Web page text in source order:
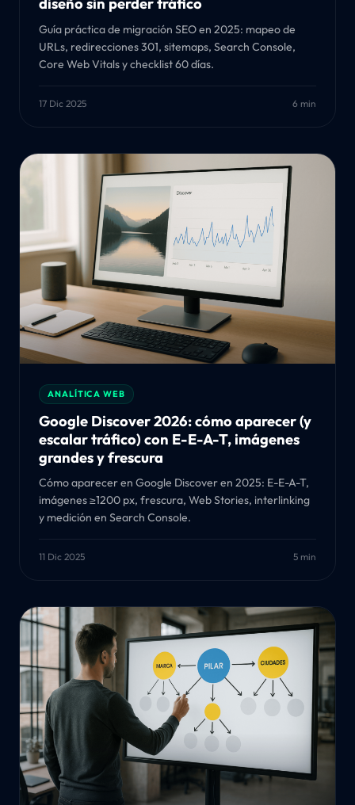
Guía práctica de migración SEO en 2025: mapeo de
URLs, redirecciones 301, sitemaps, Search Console,
Core Web Vitals y checklist 60 días.
17 Dic 2025 6 min
ANALÍTICA WEB
Google Discover 2026: cómo aparecer (y
escalar tráfico) con E-E-A-T, imágenes
grandes y frescura
Cómo aparecer en Google Discover en 2025: E-E-A-T,
imágenes ≥1200 px, frescura, Web Stories, interlinking
y medición en Search Console.
11 Dic 2025 5 min